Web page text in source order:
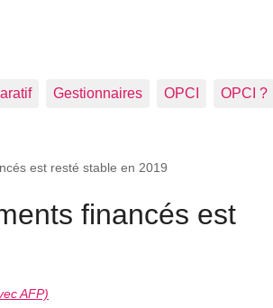
Gestionnaires OPCI OPCI ?
est resté stable en 2019
financés est
AFP)